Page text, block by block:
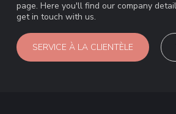
page. Here you'll find our company
get in touch with us.
SERVICE À LA CLIENTÈLE